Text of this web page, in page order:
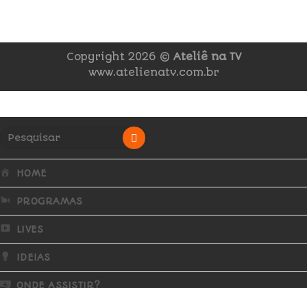
Copyright 2026 © Ateliê na TV
www.atelienatv.com.br
HOME
PROGRAMAS
LIVES
IDEIAS
ONDE ASSISTIR?